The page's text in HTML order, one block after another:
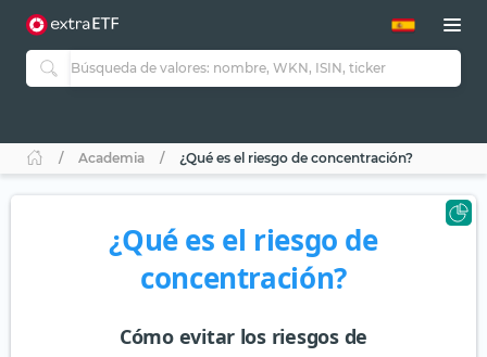
Academia ¿Qué es el riesgo de concentración?
¿Qué es el riesgo de
concentración?
Cómo evitar los riesgos de